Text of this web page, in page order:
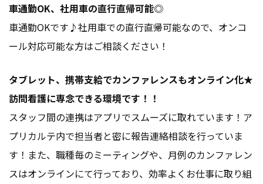
車通勤OK、社用車の直行直帰可能◎
車通勤OKです♪社用車での直行直帰可能なので、オンコ
ール対応可能な方はご相談ください！
タブレット、携帯支給でカンファレンスもオンライン化★
訪問看護に専念できる環境です！！
スタッフ間の連携はアプリでスムーズに取れています！ア
プリカルテ内で担当者と密に報告連絡相談を行っていま
す！また、職種毎のミーティングや、月例のカンファレン
スはオンラインにて行っており、効率よくお仕事に取り組